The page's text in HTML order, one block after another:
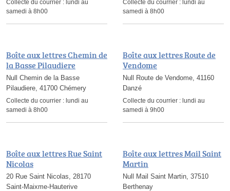
Collecte du courrier : lundi au
samedi à 8h00
Collecte du courrier : lundi au
samedi à 8h00
Boîte aux lettres Chemin de
la Basse Pilaudiere
Null Chemin de la Basse
Pilaudiere, 41700 Chémery
Collecte du courrier : lundi au
samedi à 8h00
Boîte aux lettres Route de
Vendome
Null Route de Vendome, 41160
Danzé
Collecte du courrier : lundi au
samedi à 9h00
Boîte aux lettres Rue Saint
Nicolas
20 Rue Saint Nicolas, 28170
Saint-Maixme-Hauterive
Boîte aux lettres Mail Saint
Martin
Null Mail Saint Martin, 37510
Berthenay